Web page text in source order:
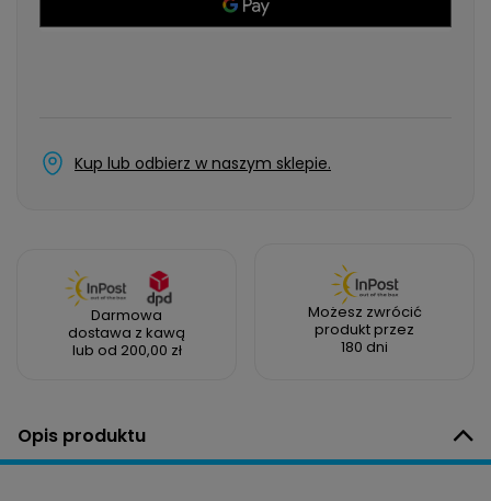
Kup lub odbierz w naszym sklepie.
Darmowa
dostawa z kawą
lub od 200,00 zł
Możesz zwrócić
produkt przez
180 dni
Opis produktu